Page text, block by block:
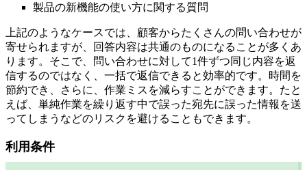
製品の新機能の使い方に関する質問
上記のようなケースでは、顧客からたくさんの問い合わせが
寄せられますが、回答内容は共通のものになることが多くあ
ります。そこで、問い合わせに対して1件ずつ同じ内容を返
信するのではなく、一括で返信できると効率的です。時間を
節約でき、さらに、作業ミスを減らすことができます。たと
えば、単純作業を繰り返す中で誤った宛先に誤った情報を送
ってしまうなどのリスクを避けることもできます。
利用条件